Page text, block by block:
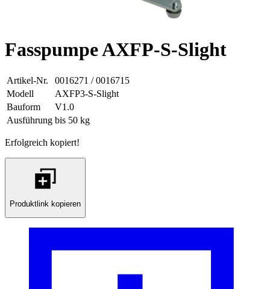
Fasspumpe AXFP-S-Slight
Artikel-Nr.
0016271 / 0016715
Modell
AXFP3-S-Slight
Bauform
V1.0
Ausführung bis 50 kg
Erfolgreich kopiert!
Produktlink kopieren